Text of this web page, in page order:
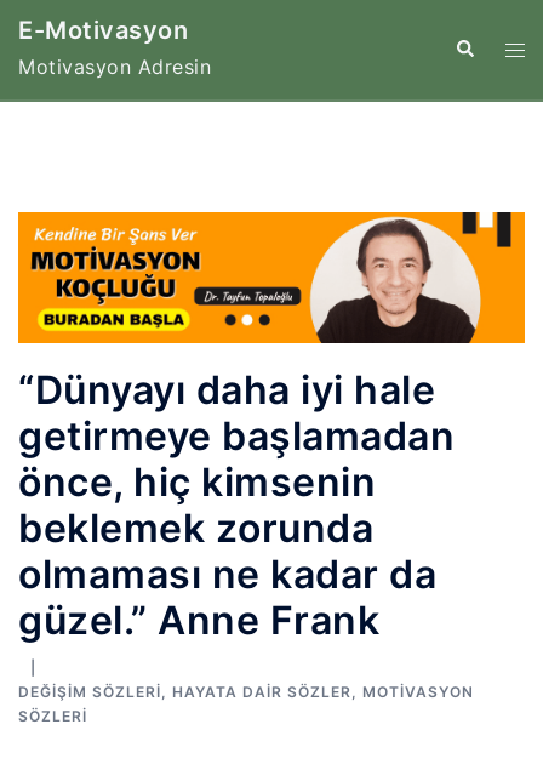
İçeriğe
E-Motivasyon
Motivasyon Adresin
Search
“Dünyayı daha iyi hale
getirmeye başlamadan
önce, hiç kimsenin
beklemek zorunda
olmaması ne kadar da
güzel.” Anne Frank
DEĞIŞIM SÖZLERI HAYATA DAIR SÖZLER
MOTIVASYON
SÖZLERI